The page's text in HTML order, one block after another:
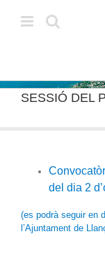
SESSIÓ DEL
del dia 2
(es podrà seguir en
l’Ajuntament de